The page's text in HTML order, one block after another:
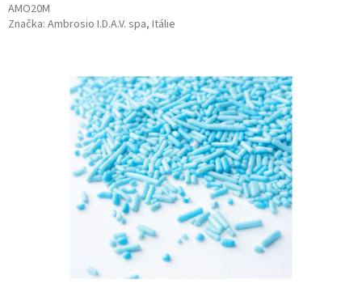
AMO20M
Značka: Ambrosio I.D.A.V. spa, Itálie